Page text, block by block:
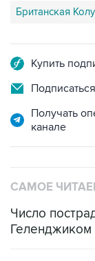
Британская
Купить
Получать
канале
САМОЕ
Число
Геленджиком